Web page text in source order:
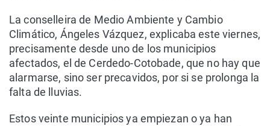
La conselleira de Medio Ambiente y Cambio
Climático, Ángeles Vázquez, explicaba este viernes,
precisamente desde uno de los municipios
afectados, el de Cerdedo-Cotobade, que no hay que
alarmarse, sino ser precavidos, por si se prolonga la
falta de lluvias.
Estos veinte municipios ya empiezan o ya han